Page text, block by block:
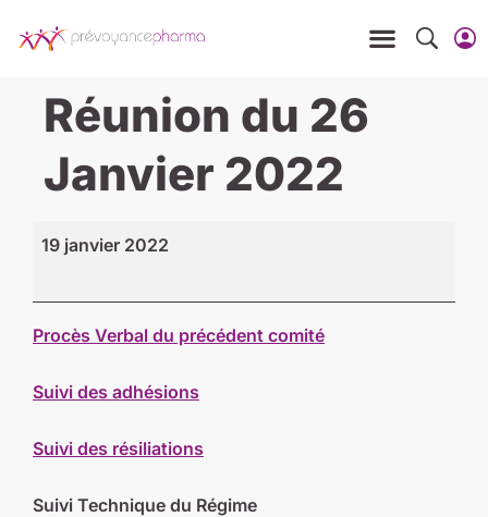
Réunion du 26
Janvier 2022
19 janvier 2022
Procès Verbal du précédent comité
Suivi des adhésions
Suivi des résiliations
Suivi Technique du Régime